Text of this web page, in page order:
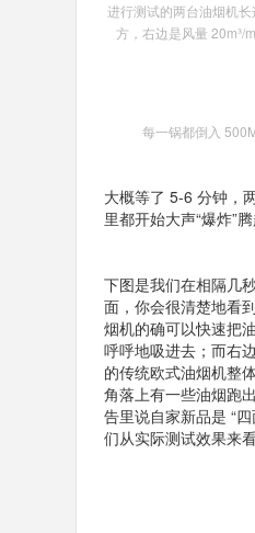
进行测试的两台油烟机
方，右边是风量 20m³/
每一锅都倒入
大概等了 5-6 分钟，
里都开始大声“爆炸”
下图是我们在相隔几
面，你会很清楚地看
烟机的确可以快速把
呼呼地吸进去；而右
的传统欧式油烟机整
角落上有一些油烟
告里说自家新品是 “
们从实际测试效果来